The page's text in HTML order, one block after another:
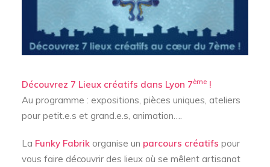
Découvrez 7 Lieux créatifs dans Lyon 7ème !
Au programme : expositions, pièces uniques, ateliers
pour petit.e.s et grand.e.s, animation….
La Funky Fabrik organise un parcours créatifs pour
vous faire découvrir des lieux où se mêlent artisanat